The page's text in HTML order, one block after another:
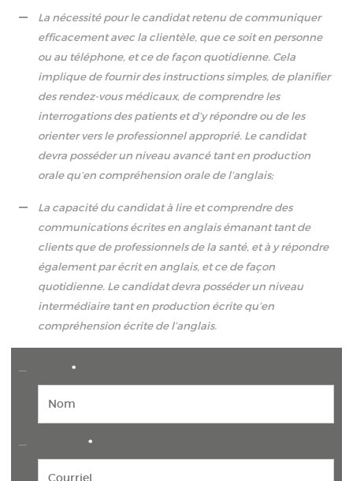
La nécessité pour le candidat retenu de communiquer
efficacement avec la clientèle, que ce soit en personne
ou au téléphone, et ce de façon quotidienne. Cela
implique de fournir des instructions simples, de planifier
des rendez-vous médicaux, de comprendre les
interrogations des patients et d’y répondre ou de les
orienter vers le professionnel approprié. Le candidat
devra posséder un niveau avancé tant en production
orale qu’en compréhension orale de l’anglais;
La capacité du candidat à lire et comprendre des
communications écrites en anglais émanant tant de
clients que de professionnels de la santé, et à y répondre
également par écrit en anglais, et ce de façon
quotidienne. Le candidat devra posséder un niveau
intermédiaire tant en production écrite qu’en
compréhension écrite de l’anglais.
*
*